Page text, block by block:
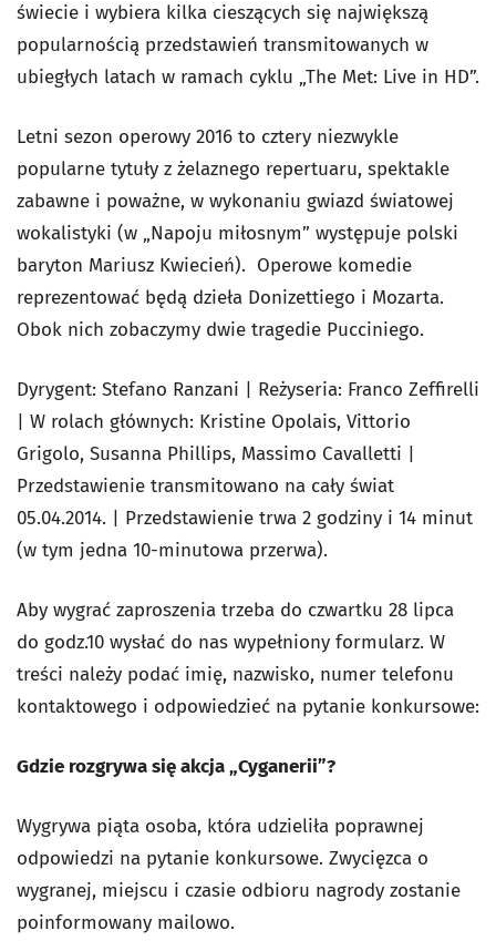
świecie i wybiera kilka cieszących się największą
popularnością przedstawień transmitowanych w
ubiegłych latach w ramach cyklu „The Met: Live in HD”.
Letni sezon operowy 2016 to cztery niezwykle
popularne tytuły z żelaznego repertuaru, spektakle
zabawne i poważne, w wykonaniu gwiazd światowej
wokalistyki (w „Napoju miłosnym” występuje polski
baryton Mariusz Kwiecień). Operowe komedie
reprezentować będą dzieła Donizettiego i Mozarta.
Obok nich zobaczymy dwie tragedie Pucciniego.
Dyrygent: Stefano Ranzani | Reżyseria: Franco Zeffirelli
| W rolach głównych: Kristine Opolais, Vittorio
Grigolo, Susanna Phillips, Massimo Cavalletti |
Przedstawienie transmitowano na cały świat
05.04.2014. | Przedstawienie trwa 2 godziny i 14 minut
(w tym jedna 10-minutowa przerwa).
Aby wygrać zaproszenia trzeba do czwartku 28 lipca
do godz.10 wysłać do nas wypełniony formularz. W
treści należy podać imię, nazwisko, numer telefonu
kontaktowego i odpowiedzieć na pytanie konkursowe:
Gdzie rozgrywa się akcja „Cyganerii”?
Wygrywa piąta osoba, która udzieliła poprawnej
odpowiedzi na pytanie konkursowe. Zwycięzca o
wygranej, miejscu i czasie odbioru nagrody zostanie
poinformowany mailowo.